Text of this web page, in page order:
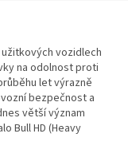
vozidlech
na odolnost proti
let výrazně
bezpečnost a
větší význam
Bull HD (Heavy